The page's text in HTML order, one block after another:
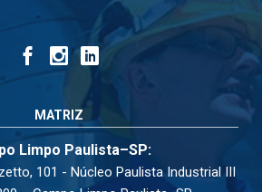
MATRIZ
Limpo Paulista–SP:
101 - Núcleo Paulista Industrial III